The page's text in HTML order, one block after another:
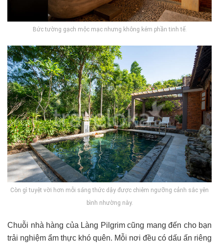
Bức tường gạch mộc mạc nhưng không kém phần tinh tế.
Còn gì tuyệt vời hơn mỗi sáng thức dậy được chiêm ngưỡng cảnh sắc yên
bình nhường này.
Chuỗi nhà hàng của Làng Pilgrim cũng mang đến cho bạn
trải nghiệm ẩm thực khó quên. Mỗi nơi đều có dấu ấn riêng